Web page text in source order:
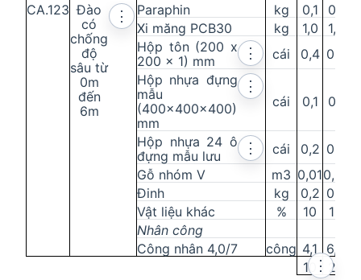
CA.123 Đào
có
chống
độ
sâu từ
0m
đến
6m
⋮ Paraphin kg 0,1
0,1
Xi măng PCB30
kg 1,0
1,0
Hộp tôn (200 x
200 x 1) mm
⋮ cái 0,4 0,4
Hộp nhựa đựng
mẫu
(400x400x400)
mm
⋮
cái
0,1 0,1
Hộp nhựa 24 ô
đựng mẫu lưu
⋮ cái 0,2 0,2
Gỗ nhóm V
m3 0,010,01
Đinh
kg 0,2 0,2
Vật liệu khác
% 10
10
Nhân công
Công nhân 4,0/7
công 4,1
6,2
10
20
⋮